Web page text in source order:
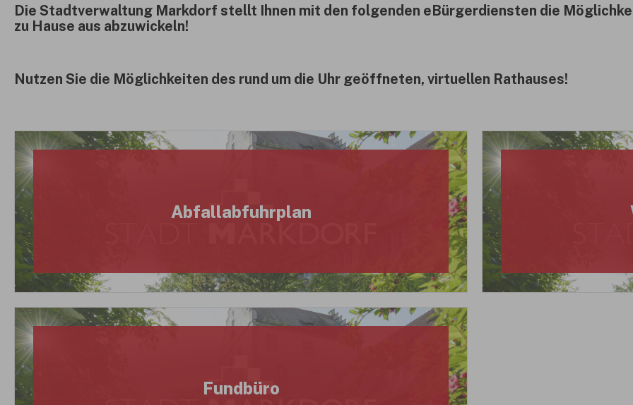
Die Stadtverwaltung Markdorf stellt Ihnen mit den folgenden eBürgerdiensten die
zu Hause aus abzuwickeln!
Nutzen Sie die Möglichkeiten des rund um die Uhr geöffneten, virtuellen Rathauses!
Abfallabfuhrplan
Fundbüro